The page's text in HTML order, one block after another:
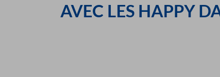
AVEC LES HAPPY